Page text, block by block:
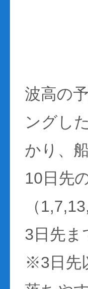
波高の
ングし
かり、
10日先
（
3日先
※3日先